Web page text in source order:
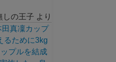
しの王子 より
田真凜カップ
るために3kg
プルを結成